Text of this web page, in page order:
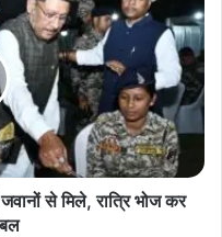
से मिले, रात्रि भोज कर